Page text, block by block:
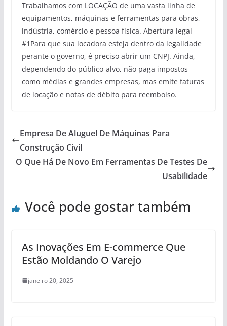
Trabalhamos com LOCAÇÃO de uma vasta linha de
equipamentos, máquinas e ferramentas para obras,
indústria, comércio e pessoa física. Abertura legal
#1Para que sua locadora esteja dentro da legalidade
perante o governo, é preciso abrir um CNPJ. Ainda,
dependendo do público-alvo, não paga impostos
como médias e grandes empresas, mas emite faturas
de locação e notas de débito para reembolso.
Empresa De Aluguel De Máquinas Para
Construção Civil
O Que Há De Novo Em Ferramentas De Testes De
Usabilidade
Você pode gostar também
As Inovações Em E-commerce Que
Estão Moldando O Varejo
janeiro 20, 2025